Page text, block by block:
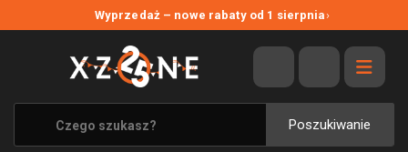
Wyprzedaż – nowe rabaty od 1 sierpnia›
Poszukiwanie
WYPRZEDAŻ
WSZYSTKIE MARKI
XZONE ORIGINALS
UBRANIA I AKCESORIA